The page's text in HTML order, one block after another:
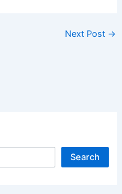
Next Post →
Search